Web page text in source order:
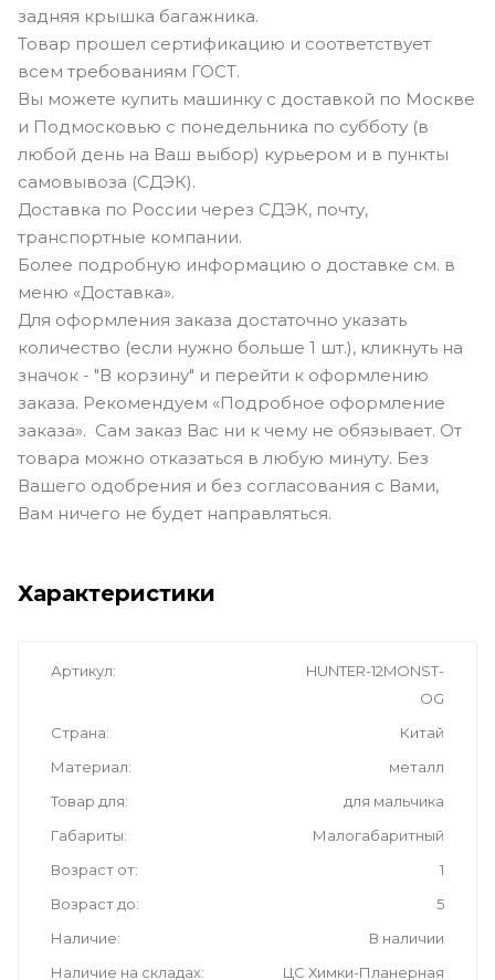
задняя крышка багажника.
Товар прошел сертификацию и соответствует
всем требованиям ГОСТ.
Вы можете купить машинку с доставкой по Москве
и Подмосковью с понедельника по субботу (в
любой день на Ваш выбор) курьером и в пункты
самовывоза (СДЭК).
Доставка по России через СДЭК, почту,
транспортные компании.
Более подробную информацию о доставке см. в
меню «Доставка».
Для оформления заказа достаточно указать
количество (если нужно больше 1 шт.), кликнуть на
значок - "В корзину" и перейти к оформлению
заказа. Рекомендуем «Подробное оформление
заказа». Сам заказ Вас ни к чему не обязывает. От
товара можно отказаться в любую минуту. Без
Вашего одобрения и без согласования с Вами,
Вам ничего не будет направляться.
Характеристики
Артикул
HUNTER-12MONST-
OG
Страна
Китай
Материал
металл
Товар для
для мальчика
Габариты
Малогабаритный
Возраст от
1
Возраст до
5
Наличие
В наличии
Наличие на складах
ЦС Химки-Планерная